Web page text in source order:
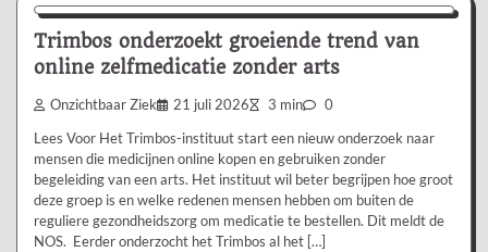
Trimbos onderzoekt groeiende trend van
online zelfmedicatie zonder arts
Onzichtbaar Ziek 21 juli 2026 3 min 0
Lees Voor Het Trimbos-instituut start een nieuw onderzoek naar
mensen die medicijnen online kopen en gebruiken zonder
begeleiding van een arts. Het instituut wil beter begrijpen hoe groot
deze groep is en welke redenen mensen hebben om buiten de
reguliere gezondheidszorg om medicatie te bestellen. Dit meldt de
NOS. Eerder onderzocht het Trimbos al het […]